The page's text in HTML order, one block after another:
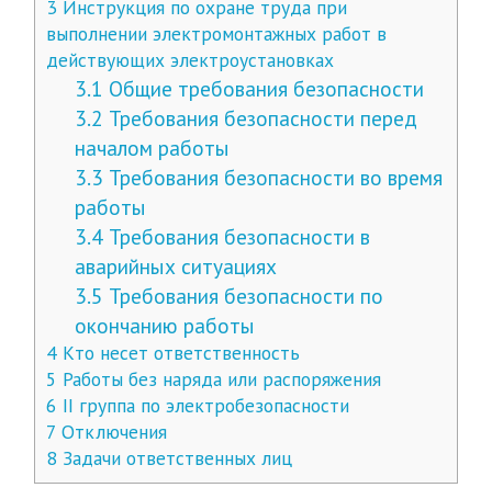
3 Инструкция по охране труда при
выполнении электромонтажных работ в
действующих электроустановках
3.1 Общие требования безопасности
3.2 Требования безопасности перед
началом работы
3.3 Требования безопасности во время
работы
3.4 Требования безопасности в
аварийных ситуациях
3.5 Требования безопасности по
окончанию работы
4Кто несет ответственность
5 Работы без наряда или распоряжения
6 II группа по электробезопасности
7 Отключения
8 Задачи ответственных лиц